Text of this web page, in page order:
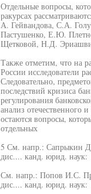
Отдельные вопросы,
ракурсах
А. Гейвандова, С.А.
Пастушенко, Е.Ю.
Щетковой, Н.Д.
Также отметим, что на
России исследователи
Следовательно,
последствий кризиса
регулирования
анализ отечественного
остаются вопросы,
отдельных
5 См. напр.: Сапрыкин
дис.... канд. юрид.
См. напр.: Попов И.С.
дис.... канд. юрид.